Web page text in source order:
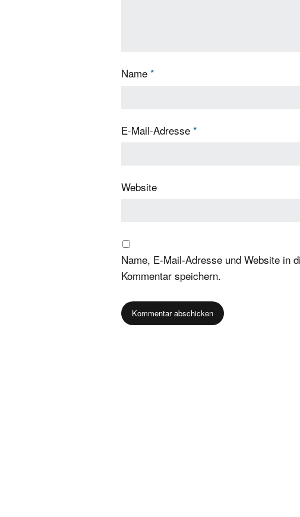
Name *
E-Mail-Adresse *
Website
Name, E-Mail-Adresse und Website in
Kommentar speichern.